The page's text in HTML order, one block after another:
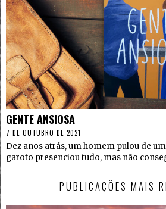
GENTE ANSIOSA
7 DE OUTUBRO DE 2021
Dez anos atrás, um homem pulou de
garoto presenciou tudo, mas não
PUBLICAÇÕES MAIS